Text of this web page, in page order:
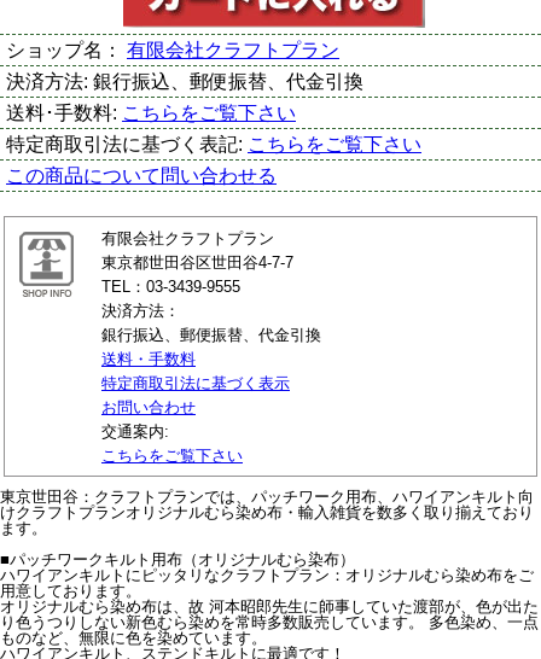
ショップ名： 有限会社クラフトプラン
決済方法: 銀行振込、郵便振替、代金引換
送料･手数料: こちらをご覧下さい
特定商取引法に基づく表記: こちらをご覧下さい
この商品について問い合わせる
有限会社クラフトプラン
東京都世田谷区世田谷4-7-7
TEL：03-3439-9555
決済方法：
銀行振込、郵便振替、代金引換
送料・手数料
特定商取引法に基づく表示
お問い合わせ
交通案内:
こちらをご覧下さい
東京世田谷：クラフトプランでは、パッチワーク用布、ハワイアンキルト向
けクラフトプランオリジナルむら染め布・輸入雑貨を数多く取り揃えており
ます。
■パッチワークキルト用布（オリジナルむら染布）
ハワイアンキルトにピッタリなクラフトプラン：オリジナルむら染め布をご
用意しております。
オリジナルむら染め布は、故 河本昭郎先生に師事していた渡部が、色が出た
り色うつりしない新色むら染めを常時多数販売しています。 多色染め、一点
ものなど、無限に色を染めています。
ハワイアンキルト、ステンドキルトに最適です！